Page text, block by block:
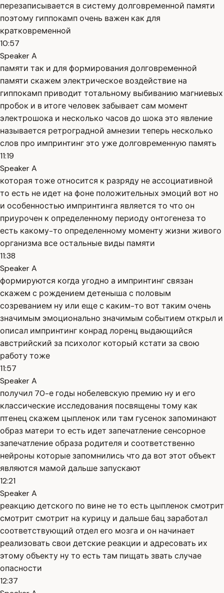
перезаписывается в систему долговременной памяти
поэтому гиппокамп очень важен как для
кратковременной
10:57
Speaker A
памяти так и для формирования долговременной
памяти скажем электрическое воздействие на
гиппокамп приводит тотальному выбиванию магниевых
пробок и в итоге человек забывает сам момент
электрошока и несколько часов до шока это явление
называется ретроградной амнезии теперь несколько
слов про импринтинг это уже долговременную память
11:19
Speaker A
которая тоже относится к разряду не ассоциативной
то есть не идет на фоне положительных эмоций вот но
и особенностью импринтинга является то что он
приурочен к определенному периоду онтогенеза то
есть какому-то определенному моменту жизни живого
организма все остальные виды памяти
11:38
Speaker A
формируются когда угодно а импринтинг связан
скажем с рождением детеныша с половым
созреванием ну или еще с каким-то вот таким очень
значимым эмоционально значимым событием открыл и
описал импринтинг конрад лоренц выдающийся
австрийский за психолог который кстати за свою
работу тоже
11:57
Speaker A
получил 70-е годы нобелевскую премию ну и его
классические исследования посвящены тому как
птенец скажем цыпленок или там гусенок запоминают
образ матери то есть идет запечатление сенсорное
запечатление образа родителя и соответственно
нейроны которые запомнились что да вот этот объект
являются мамой дальше запускают
12:21
Speaker A
реакцию детского по вине не то есть цыпленок смотрит
смотрит смотрит на курицу и дальше бац заработал
соответствующий отдел его мозга и он начинает
реализовать свои детские реакции и адресовать их
этому объекту ну то есть там пищать звать случае
опасности
12:37